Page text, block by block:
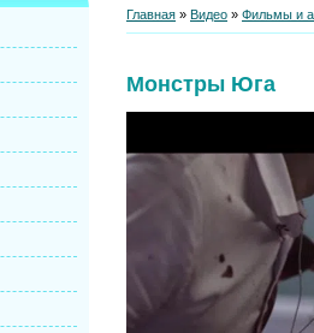
Главная » Видео » Фильмы и
Монстры Юга